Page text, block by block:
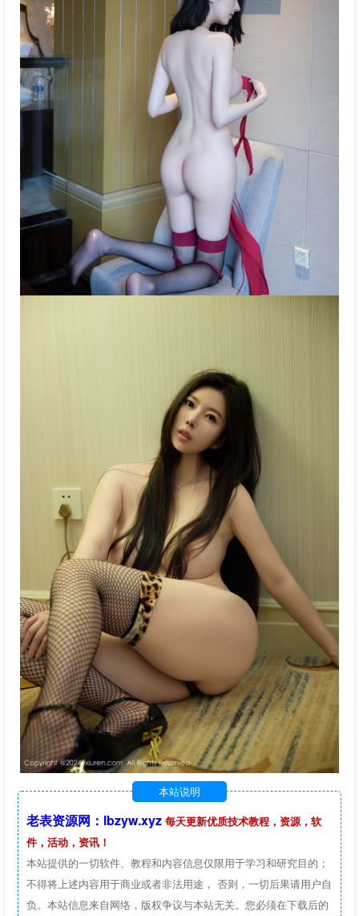
本站说明
老表资源网：lbzyw.xyz 每天更新优质技术教程，资源，软
件，活动，资讯！
本站提供的一切软件、教程和内容信息仅限用于学习和研究目的；
不得将上述内容用于商业或者非法用途， 否则，一切后果请用户自
负。本站信息来自网络，版权争议与本站无关。您必须在下载后的